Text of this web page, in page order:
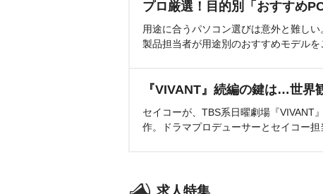
プロ厳選！目的別「おすすめ
用途に合うパソコン選びは意外と難し
製品担当者が用途別のおすすめモデルを
『VIVANT』続編の鍵は…世界
セイコーが、TBS系日曜劇場『VIVANT
作。ドラマプロデューサーとセイコー担
求人特集